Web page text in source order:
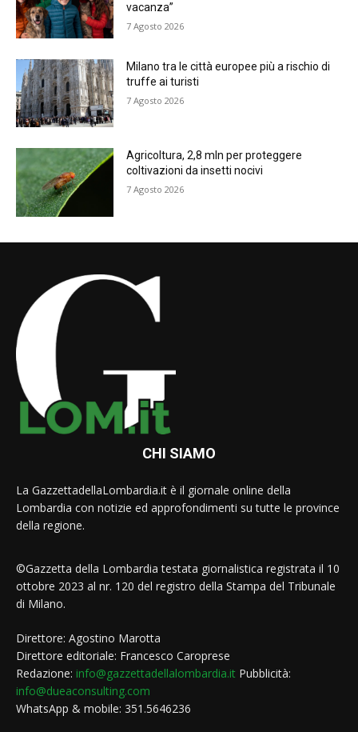
vacanza”
7 Agosto 2026
Milano tra le città europee più a rischio di
truffe ai turisti
7 Agosto 2026
Agricoltura, 2,8 mln per proteggere
coltivazioni da insetti nocivi
7 Agosto 2026
CHI SIAMO
La GazzettadellaLombardia.it è il giornale online della
Lombardia con notizie ed approfondimenti su tutte le province
della regione.
©Gazzetta della Lombardia testata giornalistica registrata il 10
ottobre 2023 al nr. 120 del registro della Stampa del Tribunale
di Milano.
Direttore: Agostino Marotta
Direttore editoriale: Francesco Caroprese
Redazione: info@gazzettadellalombardia.it Pubblicità:
info@dueaconsulting.com
WhatsApp & mobile: 351.5646236